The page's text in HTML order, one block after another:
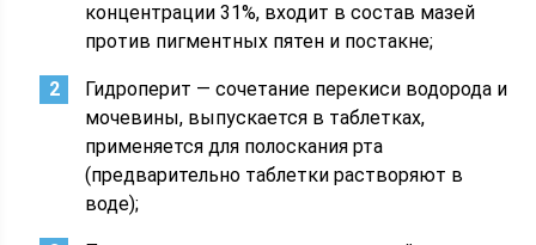
концентрации 31%, входит в состав мазей
против пигментных пятен и постакне;
Гидроперит — сочетание перекиси водорода и
мочевины, выпускается в таблетках,
применяется для полоскания рта
(предварительно таблетки растворяют в
воде);